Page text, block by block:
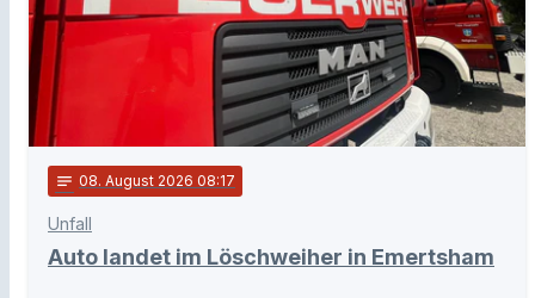
notes 08. August 2026 08:17
Unfall
Auto landet im Löschweiher in Emertsham